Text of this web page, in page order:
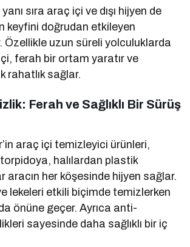
sıra araç içi ve dışı hijyen de
keyfini doğrudan etkileyen
Özellikle uzun süreli yolculuklarda
ferah bir ortam yaratır ve
rahatlık sağlar.
Ferah ve Sağlıklı Bir Sürüş
araç içi temizleyici ürünleri,
halılardan plastik
aracın her köşesinde hijyen sağlar.
lekeleri etkili biçimde temizlerken
önüne geçer. Ayrıca anti-
sayesinde daha sağlıklı bir iç